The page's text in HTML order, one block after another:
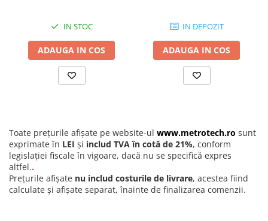
si unghiuri
Nivele de precizie
Nivele digitale
Echere vincluri
Menghine de precizie
Raportoare
Instrumente de centrare si marcare
Compasuri profesionale
IN STOC
ADAUGA IN COS
IN DEPOZIT
ADAUGA IN COS
Toate prețurile afișate pe website-ul www.metrotech.ro sunt
exprimate în LEI și includ TVA în cotă de 21%, conform
legislației fiscale în vigoare, dacă nu se specifică expres
altfel..
Prețurile afișate nu includ costurile de livrare, acestea fiind
calculate și afișate separat, înainte de finalizarea comenzii.